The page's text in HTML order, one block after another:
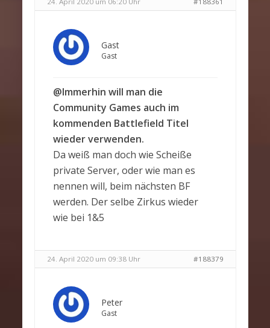
Gast
Gast
@Immerhin will man die
Community Games auch im
kommenden Battlefield Titel
wieder verwenden.
Da weiß man doch wie Scheiße
private Server, oder wie man es
nennen will, beim nächsten BF
werden. Der selbe Zirkus wieder
wie bei 1&5
24. April 2020 um 09:38 Uhr #188379
Peter
Gast